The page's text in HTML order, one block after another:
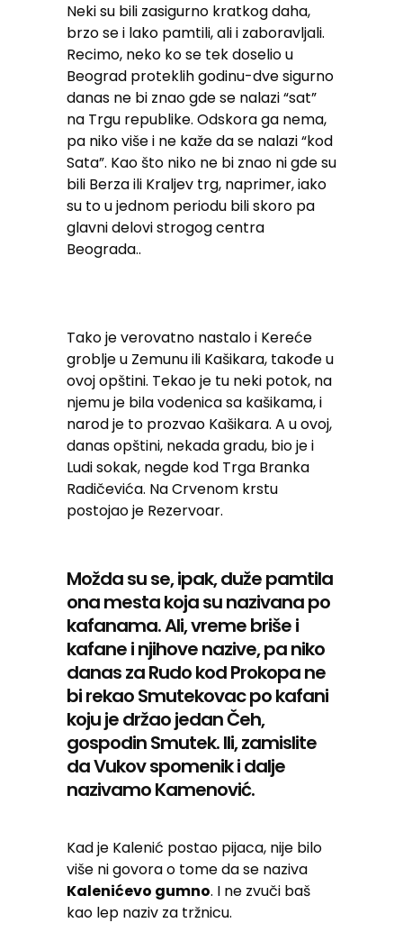
Neki su bili zasigurno kratkog daha,
brzo se i lako pamtili, ali i zaboravljali.
Recimo, neko ko se tek doselio u
Beograd proteklih godinu-dve sigurno
danas ne bi znao gde se nalazi “sat”
na Trgu republike. Odskora ga nema,
pa niko više i ne kaže da se nalazi “kod
Sata”. Kao što niko ne bi znao ni gde su
bili Berza ili Kraljev trg, naprimer, iako
su to u jednom periodu bili skoro pa
glavni delovi strogog centra
Beograda..
Tako je verovatno nastalo i Kereće
groblje u Zemunu ili Kašikara, takođe u
ovoj opštini. Tekao je tu neki potok, na
njemu je bila vodenica sa kašikama, i
narod je to prozvao Kašikara. A u ovoj,
danas opštini, nekada gradu, bio je i
Ludi sokak, negde kod Trga Branka
Radičevića. Na Crvenom krstu
postojao je Rezervoar.
Možda su se, ipak, duže pamtila
ona mesta koja su nazivana po
kafanama. Ali, vreme briše i
kafane i njihove nazive, pa niko
danas za Rudo kod Prokopa ne
bi rekao Smutekovac po kafani
koju je držao jedan Čeh,
gospodin Smutek. Ili, zamislite
da Vukov spomenik i dalje
nazivamo Kamenović.
Kad je Kalenić postao pijaca, nije bilo
više ni govora o tome da se naziva
Kalenićevo gumno. I ne zvuči baš
kao lep naziv za tržnicu.